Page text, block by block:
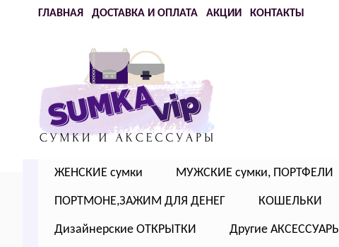
ГЛАВНАЯ ДОСТАВКА И ОПЛАТА АКЦИИ КОНТАКТЫ
ЖЕНСКИЕ сумки МУЖСКИЕ сумки, ПОРТФЕЛИ
ПОРТМОНЕ,ЗАЖИМ ДЛЯ ДЕНЕГ КОШЕЛЬКИ
Дизайнерские ОТКРЫТКИ Другие